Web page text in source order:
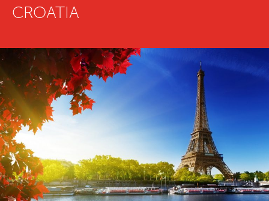
CROATIA